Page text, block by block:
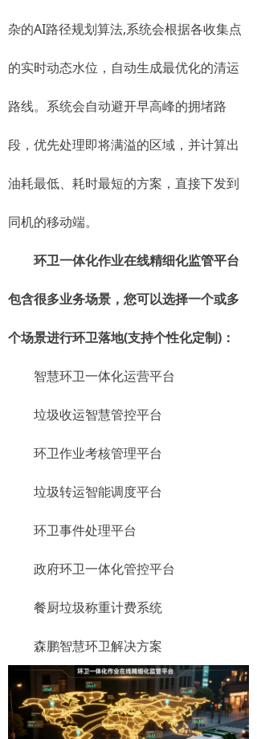
杂的AI路径规划算法,系统会根据各收集点
的实时动态水位，自动生成最优化的清运
路线。系统会自动避开早高峰的拥堵路
段，优先处理即将满溢的区域，并计算出
油耗最低、耗时最短的方案，直接下发到
同机的移动端。
环卫一体化作业在线精细化监管平台
包含很多业务场景，您可以选择一个或多
个场景进行环卫落地(支持个性化定制)：
智慧环卫一体化运营平台
垃圾收运智慧管控平台
环卫作业考核管理平台
垃圾转运智能调度平台
环卫事件处理平台
政府环卫一体化管控平台
餐厨垃圾称重计费系统
森鹏智慧环卫解决方案